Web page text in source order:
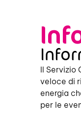
Il Servizio
veloce di
energia
per le